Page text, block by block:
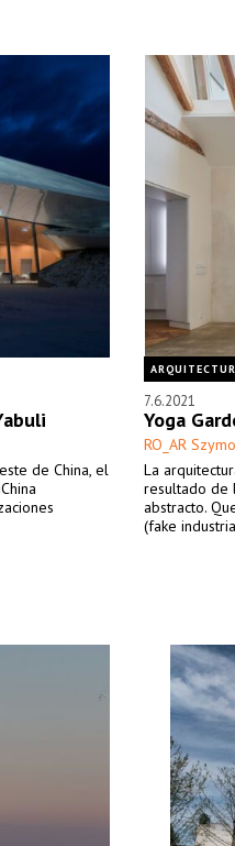
de China, el
7.6.2021
Yoga
RO_AR
La
resultado de
abstracto.
(fake